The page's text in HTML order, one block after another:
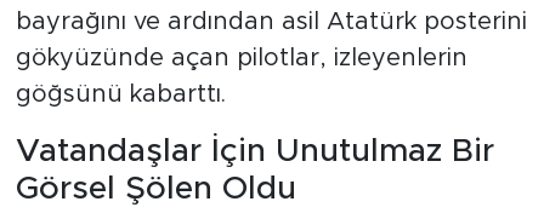
bayrağını ve ardından asil Atatürk posterini
gökyüzünde açan pilotlar, izleyenlerin
göğsünü kabarttı.
Vatandaşlar İçin Unutulmaz Bir
Görsel Şölen Oldu